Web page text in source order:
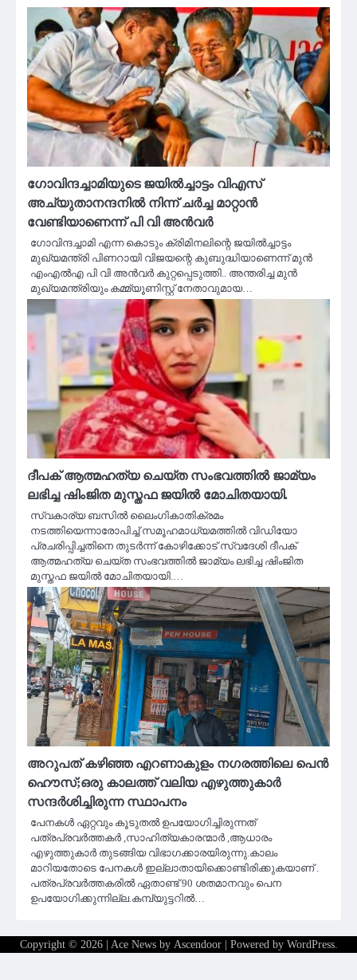
ഗോവിന്ദച്ചാമിയുടെ ജയില്‍ച്ചാട്ടം വിഎസ്
അച്യുതാനന്ദനില്‍ നിന്ന് ചര്‍ച്ച മാറ്റാൻ
വേണ്ടിയാണെന്ന് പി വി അൻവർ
ഗോവിന്ദച്ചാമി എന്ന കൊടും ക്രിമിനലിന്റെ ജയില്‍ച്ചാട്ടം
മുഖ്യമന്ത്രി പിണറായി വിജയന്റെ കുബുദ്ധിയാണെന്ന് മുന്‍
എംഎല്‍എ പി വി അന്‍വര്‍ കുറ്റപ്പെടുത്തി.. അന്തരിച്ച മുന്‍
മുഖ്യമന്ത്രിയും കമ്മ്യൂണിസ്റ്റ് നേതാവുമായ…
ദീപക് ആത്മഹത്യ ചെയ്ത സംഭവത്തില്‍ ജാമ്യം
ലഭിച്ച ഷിംജിത മുസ്തഫ ജയില്‍ മോചിതയായി.
സ്വകാര്യ ബസില്‍ ലൈംഗികാതിക്രമം
നടത്തിയെന്നാരോപിച്ച് സമൂഹമാധ്യമത്തില്‍ വിഡിയോ
പ്രചരിപ്പിച്ചതിനെ തുടര്‍ന്ന് കോഴിക്കോട് സ്വദേശി ദീപക്
ആത്മഹത്യ ചെയ്ത സംഭവത്തില്‍ ജാമ്യം ലഭിച്ച ഷിംജിത
മുസ്തഫ ജയില്‍ മോചിതയായി.…
അറുപത് കഴിഞ്ഞ എറണാകുളം നഗരത്തിലെ പെൻ
ഹൌസ്;ഒരു കാലത്ത് വലിയ എഴുത്തുകാർ
സന്ദർശിച്ചിരുന്ന സ്ഥാപനം
പേനകൾ ഏറ്റവും കൂടുതൽ ഉപയോഗിച്ചിരുന്നത്
പത്രപ്രവർത്തകർ ,സാഹിത്യകാരന്മാർ ,ആധാരം
എഴുത്തുകാർ തുടങ്ങിയ വിഭാഗക്കാരയിരുന്നു.കാലം
മാറിയതോടെ പേനകൾ ഇല്ലാതായിക്കൊണ്ടിരിക്കുകയാണ് .
പത്രപ്രവർത്തകരിൽ ഏതാണ്ട് 90 ശതമാനവും പെന
ഉപയോഗിക്കുന്നില്ല.കമ്പ്യുട്ടറിൽ…
Copyright © 2026 | Ace News by Ascendoor| Powered by WordPress.